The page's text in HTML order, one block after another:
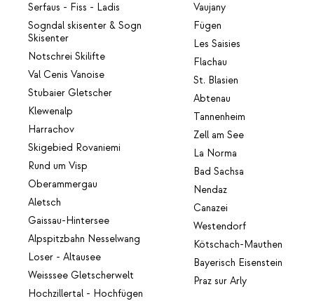
Serfaus - Fiss - Ladis
Sogndal skisenter & Sogn
Skisenter
Notschrei Skilifte
Val Cenis Vanoise
Stubaier Gletscher
Klewenalp
Harrachov
Skigebied Rovaniemi
Rund um Visp
Oberammergau
Aletsch
Gaissau-Hintersee
Alpspitzbahn Nesselwang
Loser - Altausee
Weisssee Gletscherwelt
Hochzillertal - Hochfügen
Vaujany
Fügen
Les Saisies
Flachau
St. Blasien
Abtenau
Tannenheim
Zell am See
La Norma
Bad Sachsa
Nendaz
Canazei
Westendorf
Kötschach-Mauthen
Bayerisch Eisenstein
Praz sur Arly